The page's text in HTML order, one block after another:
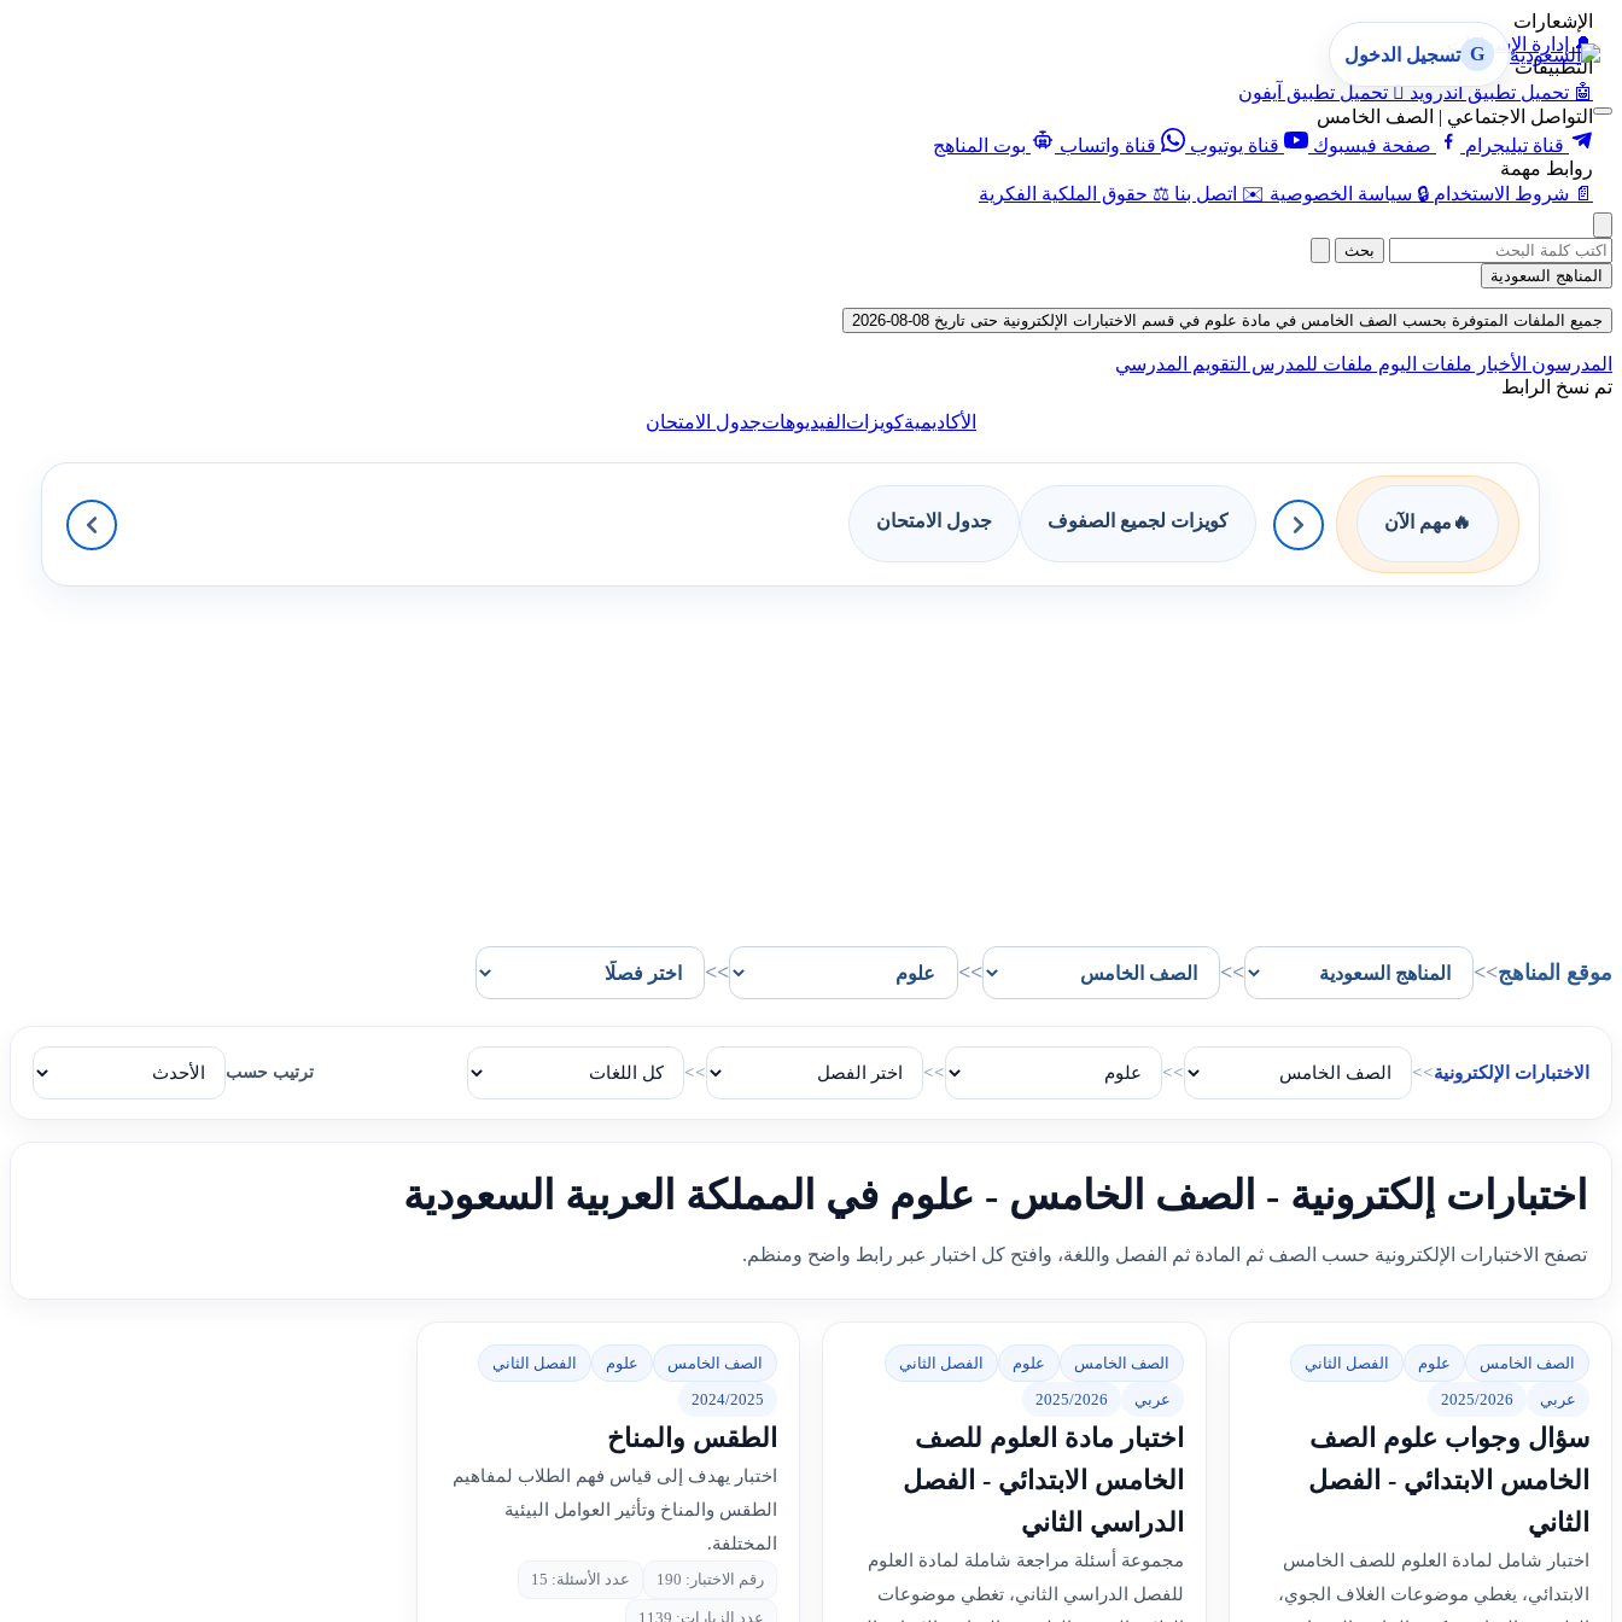
الإشعارات
🔔 إدارة الإشعارات
التطبيقات
🤖 تحميل تطبيق أندرويد  تحميل تطبيق آيفون
التواصل الاجتماعي | الصف الخامس
قناة تيليجرام
صفحة فيسبوك قناة يوتيوب قناة واتساب
بوت المناهج
روابط مهمة
📄 شروط الاستخدام 🔒 سياسة الخصوصية ✉️ اتصل بنا ⚖️ حقوق الملكية الفكرية
G تسجيل الدخول
بحث
المناهج السعودية
جميع الملفات المتوفرة بحسب الصف الخامس في مادة علوم في قسم الاختبارات الإلكترونية حتى تاريخ 08-08-2026
المدرسون الأخبار ملفات اليوم ملفات للمدرس التقويم المدرسي
تم نسخ الرابط
الأكاديميةكويزات الفيديوهاتجدول الامتحان
🔥 مهم الآن كويزات لجميع الصفوف جدول الامتحان
موقع المناهج>>
>>
>>
>>
الاختبارات الإلكترونية>>
>>
>>
>> ترتيب حسب
اختبارات إلكترونية - الصف الخامس - علوم في المملكة العربية السعودية
تصفح الاختبارات الإلكترونية حسب الصف ثم المادة ثم الفصل واللغة، وافتح كل اختبار عبر رابط واضح ومنظم.
الصف الخامس علوم
الفصل الثاني
عربي
2025/2026
سؤال وجواب علوم الصف
الخامس الابتدائي - الفصل
الثاني
اختبار شامل لمادة العلوم للصف الخامس
الابتدائي، يغطي موضوعات الغلاف الجوي،
الصف الخامس علوم
الفصل الثاني
عربي
2025/2026
اختبار مادة العلوم للصف
الخامس الابتدائي - الفصل
الدراسي الثاني
مجموعة أسئلة مراجعة شاملة لمادة العلوم
للفصل الدراسي الثاني، تغطي موضوعات
الصف الخامس علوم
الفصل الثاني
2024/2025
الطقس والمناخ
اختبار يهدف إلى قياس فهم الطلاب لمفاهيم
الطقس والمناخ وتأثير العوامل البيئية
المختلفة.
رقم الاختبار: 190 عدد الأسئلة: 15
عدد الزيارات: 1139